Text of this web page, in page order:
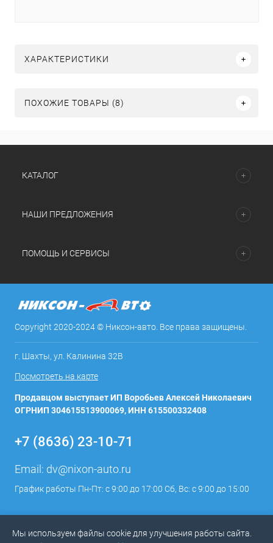
Мы используем файлы cookie для улучшения работы сайта.
ХАРАКТЕРИСТИКИ
ПОХОЖИЕ ТОВАРЫ (8)
КАТАЛОГ
НАШИ ПРЕДЛОЖЕНИЯ
ПОМОЩЬ И СЕРВИСЫ
Copyright 2020-2024 © Никсон-авто. Все права защищены.
г. Шахты, ул. Калинина 32В
Посмотреть на карте
Продавцом выступает ИП Воробьев Алексей Николаевич
ОГРНИП 304615513900069, ИНН 615500332408
+7 (8636) 23-10-71
Email: dv@nixon-auto.ru
График работы Пн-Пт: с 9:00 до 17:00 Сб, Вс: с 9:00 до 15:00